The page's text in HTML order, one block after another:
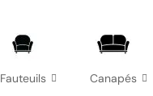
Fauteuils Canapés